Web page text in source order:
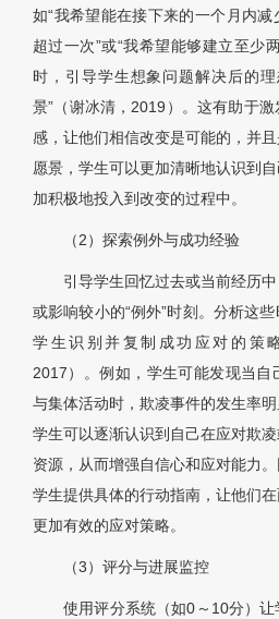
如“我希望能在接下来的一个月内
超过一次”或“我希望能够建立至少
时，引导学生想象问题解决后的
景”（谢冰清，2019）。这有助于
感，让他们相信改变是可能的，并
愿景，学生可以更加清晰地认识到
加积极地投入到改变的过程中。
（2）探索例外与成功经验
引导学生回忆过去或当前经历
或影响较小的“例外”时刻。分析这
学生识别并复制成功应对的策
2017）。例如，学生可能发现当自
与集体活动时，欺凌事件的发生率
学生可以逐渐认识到自己在应对欺
资源，从而增强自信心和应对能力
学生提供具体的行动指南，让他们
更加有效的应对策略。
（3）评分与进展监控
使用评分系统（如0～10分）